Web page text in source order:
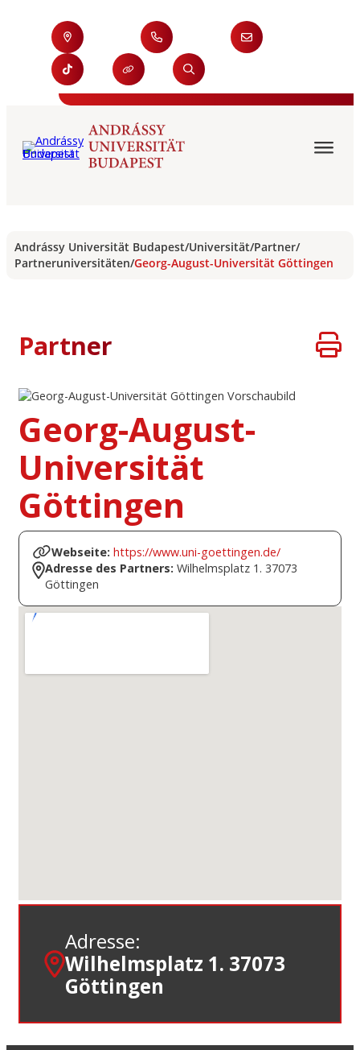
Andrássy Universität Budapest/Universität/Partner/
Partneruniversitäten/Georg-August-Universität Göttingen
Partner
Georg-August-
Universität
Göttingen
Webseite: https://www.uni-goettingen.de/
Adresse des Partners:Wilhelmsplatz 1. 37073
Göttingen
Adresse:
Wilhelmsplatz 1. 37073
Göttingen